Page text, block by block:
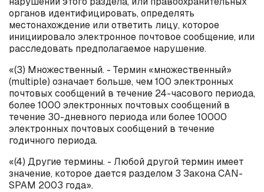
органов идентифицировать, определять
местонахождение или ответить лицу, которое
инициировало электронное почтовое сообщение, или
расследовать предполагаемое нарушение.
«(3) Множественный. - Термин «множественный»
(multiple) означает больше, чем 100 электронных
почтовых сообщений в течение 24-часового периода,
более 1000 электронных почтовых сообщений в
течение 30-дневного периода или более 10000
электронных почтовых сообщений в течение
годичного периода.
«(4) Другие термины. - Любой другой термин имеет
значение, которое дается разделом 3 ЗаконаCAN-
SPAM 2003 года».